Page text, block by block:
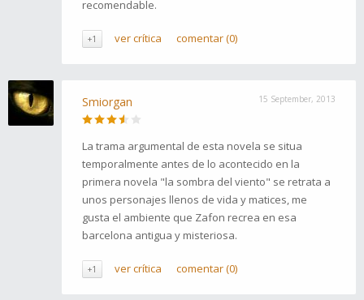
recomendable.
+1 ver crítica comentar (0)
Smiorgan 15 September, 2013
La trama argumental de esta novela se situa
temporalmente antes de lo acontecido en la
primera novela "la sombra del viento" se retrata a
unos personajes llenos de vida y matices, me
gusta el ambiente que Zafon recrea en esa
barcelona antigua y misteriosa.
+1 ver crítica comentar (0)